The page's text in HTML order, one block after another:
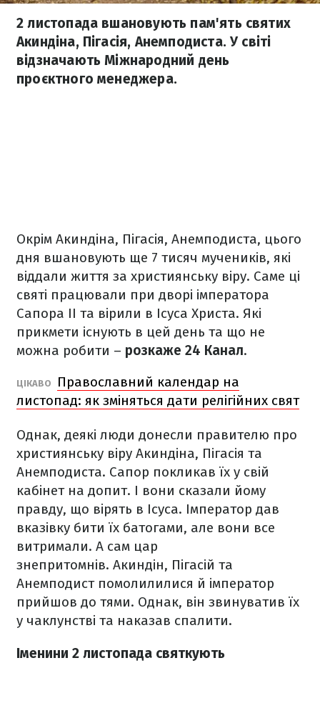
2 листопада вшановують пам'ять святих
Акиндіна, Пігасія, Анемподиста. У світі
відзначають Міжнародний день
проєктного менеджера.
Окрім Акиндіна, Пігасія, Анемподиста, цього
дня вшановують ще 7 тисяч мучеників, які
віддали життя за християнську віру. Саме ці
святі працювали при дворі імператора
Сапора II та вірили в Ісуса Христа. Які
прикмети існують в цей день та що не
можна робити – розкаже 24 Канал.
ЦІКАВО
Православний календар на
листопад: як зміняться дати релігійних свят
Однак, деякі люди донесли правителю про
християнську віру Акиндіна, Пігасія та
Анемподиста. Сапор покликав їх у свій
кабінет на допит. І вони сказали йому
правду, що вірять в Ісуса. Імператор дав
вказівку бити їх батогами, але вони все
витримали. А сам цар
знепритомнів. Акиндін, Пігасій та
Анемподист помолилилися й імператор
прийшов до тями. Однак, він звинуватив їх
у чаклунстві та наказав спалити.
Іменини 2 листопада святкують